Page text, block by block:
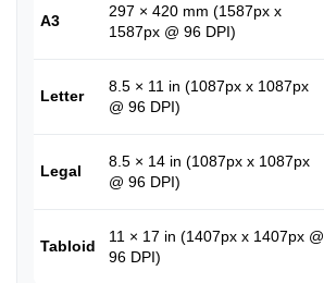
A3
297 × 420 mm (1587px x
1587px @ 96 DPI)
Letter
8.5 × 11 in (1087px x 1087px
@ 96 DPI)
Legal
8.5 × 14 in (1087px x 1087px
@ 96 DPI)
Tabloid
11 × 17 in (1407px x 1407px @
96 DPI)